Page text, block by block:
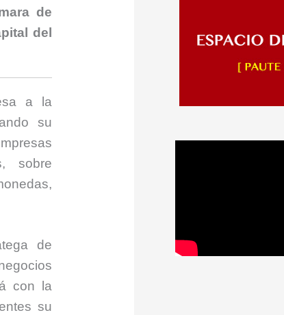
de
del
a la
su
sobre
de
con la
su